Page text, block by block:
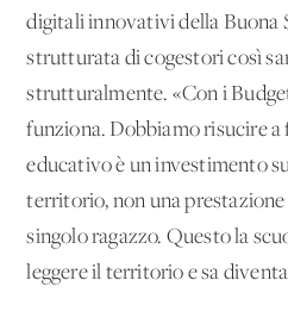
digitali innovativi della Buona
strutturata di cogestori così
strutturalmente. «Con i
funziona. Dobbiamo risucire a
educativo è un investimento
territorio, non una
singolo ragazzo. Questo la
leggere il territorio e sa